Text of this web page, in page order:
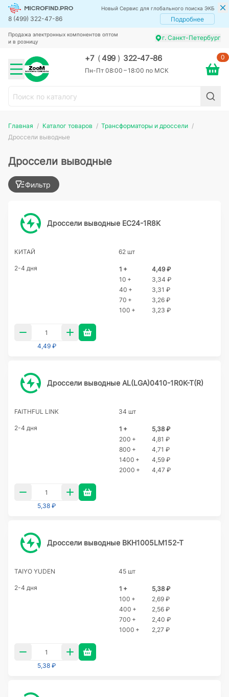
Новый Сервис для глобального поиска ЭКБ
8 (499) 322-47-86 Подробнее
Продажа электронных компонентов оптом
и в розницу
г. Санкт-Петербург
+7 (499 ) 322-47-86
Пн-Пт 08:00 – 18:00 по МСК
0
Главная Каталог товаров
Трансформаторы и дроссели
Дроссели выводные
Дроссели выводные
Фильтр
Дроссели выводные EC24-1R8K
КИТАЙ 62 шт
2-4 дня 1 +
4,49 ₽
10 +
3,34 ₽
40 +
3,31 ₽
70 +
3,26 ₽
100 +
3,23 ₽
4,49 ₽
Дроссели выводные AL(LGA)0410-1R0K-T(R)
FAITHFUL LINK 34 шт
2-4 дня 1 +
5,38 ₽
200 +
4,81 ₽
800 +
4,71 ₽
1400 +
4,59 ₽
2000 +
4,47 ₽
5,38 ₽
Дроссели выводные BKH1005LM152-T
TAIYO YUDEN 45 шт
2-4 дня 1 +
5,38 ₽
100 +
2,69 ₽
400 +
2,56 ₽
700 +
2,40 ₽
1000 +
2,27 ₽
5,38 ₽